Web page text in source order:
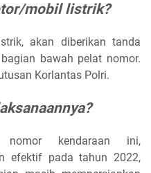
mobil listrik?
akan diberikan tanda
bawah pelat nomor.
Korlantas Polri.
kendaraan ini,
efektif pada tahun 2022,